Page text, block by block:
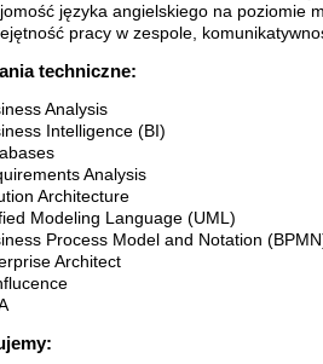
języka angielskiego na poziomie
pracy w zespole,
techniczne:
Analysis
Intelligence (BI)
Analysis
Architecture
Modeling Language (UML)
Process Model and Notation
Architect